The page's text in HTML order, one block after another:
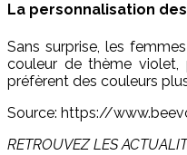
La personnalisation
Sans surprise, les
couleur de thème violet,
préfèrent des couleurs
Source: https://
RETROUVEZ LES